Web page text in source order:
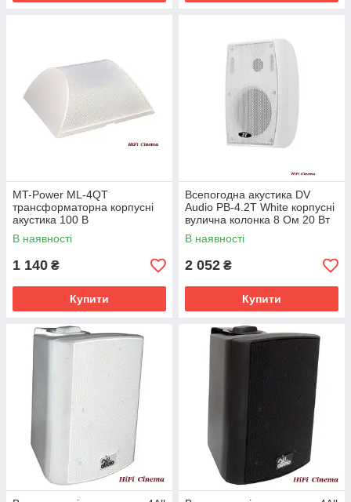
MT-Power ML-4QT
трансформаторна корпусні
акустика 100 В
В наявності
1 140 ₴
Купити
Всепогодна акустика DV
Audio PB-4.2T White корпусні
вулична колонка 8 Ом 20 Вт
100 В
В наявності
2 052 ₴
Купити